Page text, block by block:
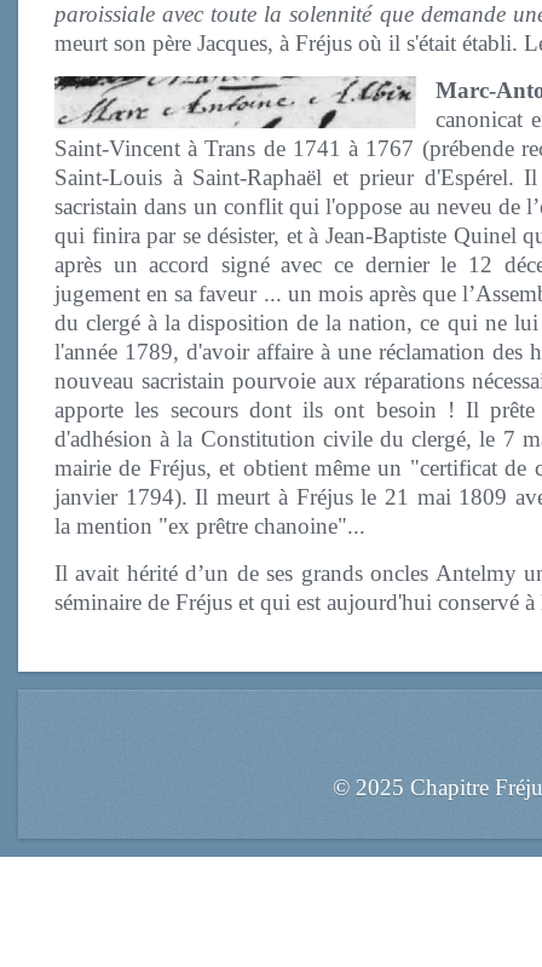
paroissiale avec toute la solennité que demande
meurt son père Jacques, à Fréjus où il s'était établi.
Marc-
canonicat
Saint-Vincent à Trans de 1741 à 1767 (prébende
Saint-Louis à Saint-Raphaël et prieur d'Espérel.
sacristain dans un conflit qui l'oppose au neveu de
qui finira par se désister, et à Jean-Baptiste Quinel
après un accord signé avec ce dernier le 12
jugement en sa faveur ... un mois après que
du clergé à la disposition de la nation, ce qui ne
l'année 1789, d'avoir affaire à une réclamation des
nouveau sacristain pourvoie aux réparations
apporte les secours dont ils ont besoin ! Il prête
d'adhésion à la Constitution civile du clergé, le 7
mairie de Fréjus, et obtient même un "certificat
janvier 1794). Il meurt à Fréjus le 21 mai 1809
la mention "ex prêtre chanoine"...
Il avait hérité d’un de ses grands oncles Antelmy
séminaire de Fréjus et qui est aujourd'hui conservé
© 2025 Chapitre